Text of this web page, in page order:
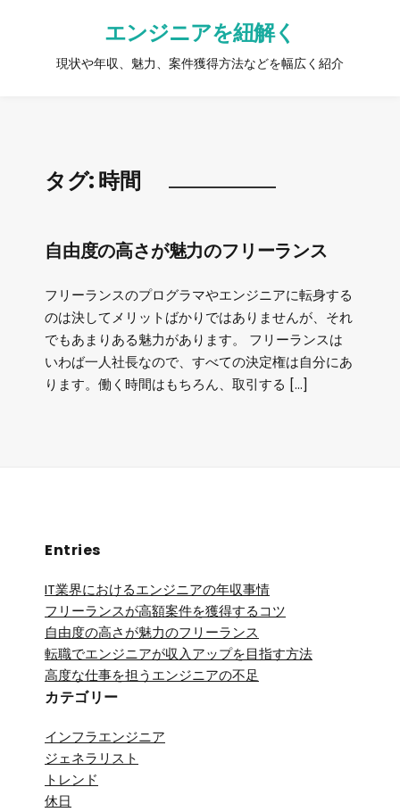
エンジニアを紐解く
現状や年収、魅力、案件獲得方法などを幅広く紹介
タグ:時間
自由度の高さが魅力のフリーランス
フリーランスのプログラマやエンジニアに転身する
のは決してメリットばかりではありませんが、それ
でもあまりある魅力があります。 フリーランスは
いわば一人社長なので、すべての決定権は自分にあ
ります。働く時間はもちろん、取引する […]
Entries
IT業界におけるエンジニアの年収事情
フリーランスが高額案件を獲得するコツ
自由度の高さが魅力のフリーランス
転職でエンジニアが収入アップを目指す方法
高度な仕事を担うエンジニアの不足
カテゴリー
インフラエンジニア
ジェネラリスト
トレンド
休日